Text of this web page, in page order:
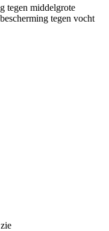
tegen middelgrote
tegen vocht